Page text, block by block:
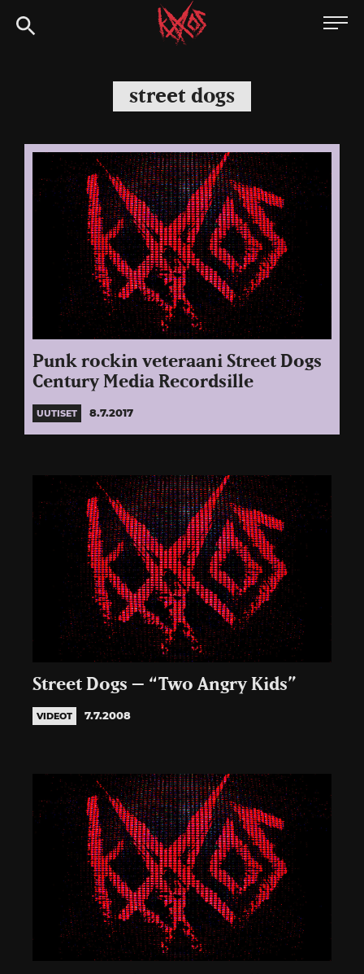
Siirry
suoraan
Kaaoszine
street dogs
Punk rockin veteraani Street Dogs
Century Media Recordsille
UUTISET 8.7.2017
Street Dogs – “Two Angry Kids”
VIDEOT 7.7.2008